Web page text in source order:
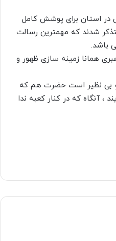
در استان برای پوشش کامل
شدند که مهمترین رسالت
باشد.
همانا زمینه سازی ظهور و
و بی نظیر است حضرت هم که
، آنگاه که در کنار کعبه ندا